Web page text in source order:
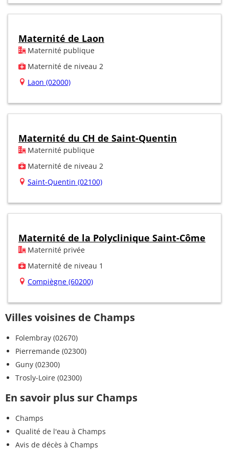
Maternité de Laon
Maternité publique
Maternité de niveau 2
Laon (02000)
Maternité du CH de Saint-Quentin
Maternité publique
Maternité de niveau 2
Saint-Quentin (02100)
Maternité de la Polyclinique Saint-Côme
Maternité privée
Maternité de niveau 1
Compiègne (60200)
Villes voisines de Champs
Folembray (02670)
Pierremande (02300)
Guny (02300)
Trosly-Loire (02300)
En savoir plus sur Champs
Champs
Qualité de l'eau à Champs
Avis de décès à Champs